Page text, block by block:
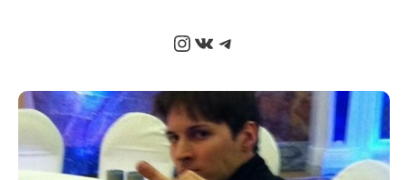
Instagram
ВКонтакте
Telegram